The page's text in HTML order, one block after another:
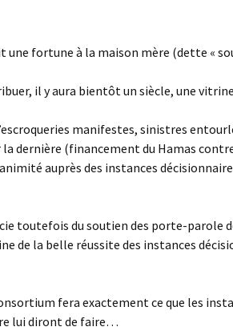
fortune à la maison mère (dette «
il y aura bientôt un siècle, une
manifestes, sinistres
la dernière (financement du Hamas
auprès des instances
toutefois du soutien des porte-parole
de la belle réussite des instances
fera exactement ce que les
lui diront de faire…